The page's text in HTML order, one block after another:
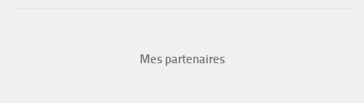
Mes partenaires